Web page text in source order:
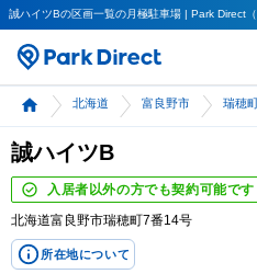
誠ハイツBの区画一覧の月極駐車場 | Park Direct（
北海道 富良野市 瑞穂町
誠ハイツB
入居者以外の方でも契約可能です
北海道富良野市瑞穂町7番14号
所在地について